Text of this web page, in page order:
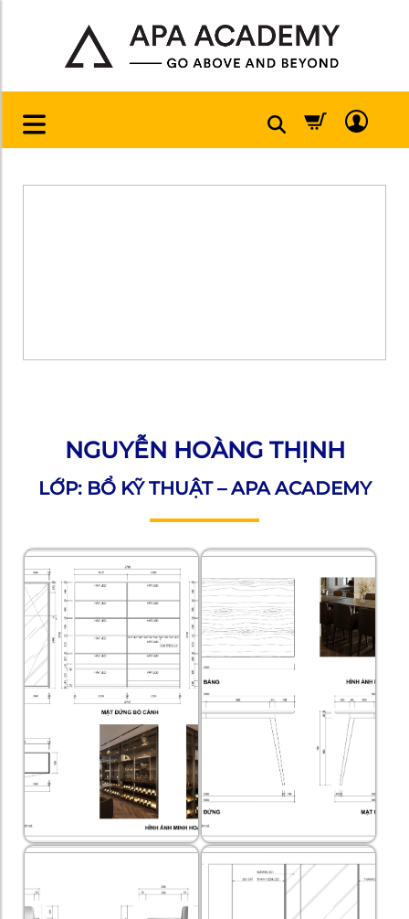
NGUYỄN HOÀNG THỊNH
LỚP: BỔ KỸ THUẬT – APA ACADEMY